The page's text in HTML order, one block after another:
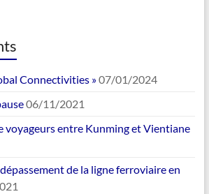
Connectivities »07/01/2024
06/11/2021
voyageurs entre Kunming et Vientiane
de la ligne ferroviaire en